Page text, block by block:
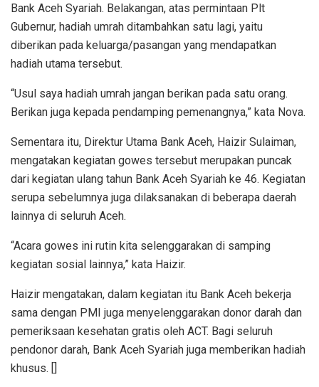
Bank Aceh Syariah. Belakangan, atas permintaan Plt
Gubernur, hadiah umrah ditambahkan satu lagi, yaitu
diberikan pada keluarga/pasangan yang mendapatkan
hadiah utama tersebut.
“Usul saya hadiah umrah jangan berikan pada satu orang.
Berikan juga kepada pendamping pemenangnya,” kata Nova.
Sementara itu, Direktur Utama Bank Aceh, Haizir Sulaiman,
mengatakan kegiatan gowes tersebut merupakan puncak
dari kegiatan ulang tahun Bank Aceh Syariah ke 46. Kegiatan
serupa sebelumnya juga dilaksanakan di beberapa daerah
lainnya di seluruh Aceh.
“Acara gowes ini rutin kita selenggarakan di samping
kegiatan sosial lainnya,” kata Haizir.
Haizir mengatakan, dalam kegiatan itu Bank Aceh bekerja
sama dengan PMI juga menyelenggarakan donor darah dan
pemeriksaan kesehatan gratis oleh ACT. Bagi seluruh
pendonor darah, Bank Aceh Syariah juga memberikan hadiah
khusus. []